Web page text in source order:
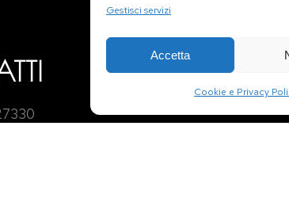
Gestisci servizi
Accetta
Cookie e Privacy